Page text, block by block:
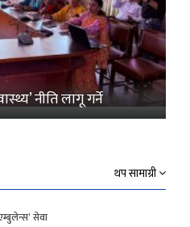
नीति लागू गर्ने
थप सामाग्री
सेवा